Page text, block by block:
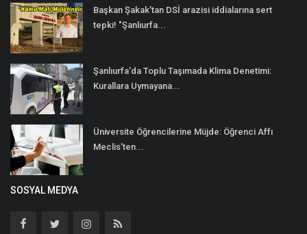
Başkan Şakak'tan DSİ arazisi iddialarına sert
tepki! "Şanlıurfa...
Şanlıurfa’da Toplu Taşımada Klima Denetimi:
Kurallara Uymayana...
Üniversite Öğrencilerine Müjde: Öğrenci Affı
Meclis'ten...
SOSYAL MEDYA